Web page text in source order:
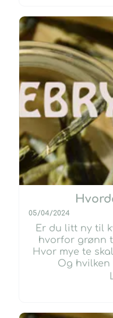
05/04/2024
Er du litt ny til
hvorfor grønn
Hvor mye te
Og